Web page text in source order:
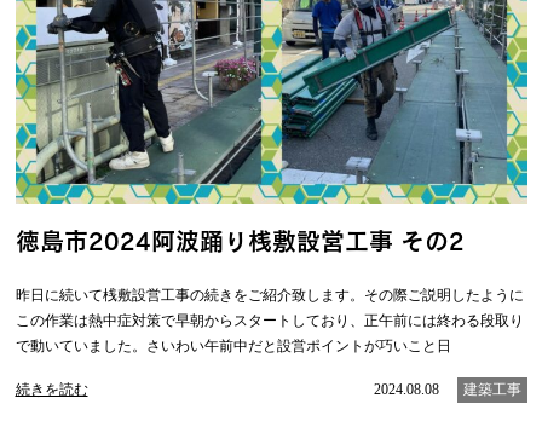
徳島市2024阿波踊り桟敷設営工事 その2
昨日に続いて桟敷設営工事の続きをご紹介致します。その際ご説明したように
この作業は熱中症対策で早朝からスタートしており、正午前には終わる段取り
で動いていました。さいわい午前中だと設営ポイントが巧いこと日
続きを読む 2024.08.08 建築工事